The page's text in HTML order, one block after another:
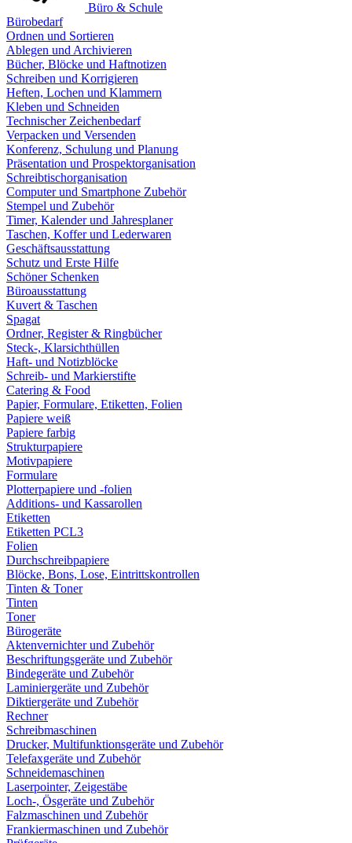
Büro & Schule
Bürobedarf
Ordnen und Sortieren
Ablegen und Archivieren
Bücher, Blöcke und Haftnotizen
Schreiben und Korrigieren
Heften, Lochen und Klammern
Kleben und Schneiden
Technischer Zeichenbedarf
Verpacken und Versenden
Konferenz, Schulung und Planung
Präsentation und Prospektorganisation
Schreibtischorganisation
Computer und Smartphone Zubehör
Stempel und Zubehör
Timer, Kalender und Jahresplaner
Taschen, Koffer und Lederwaren
Geschäftsausstattung
Schutz und Erste Hilfe
Schöner Schenken
Büroausstattung
Kuvert & Taschen
Spagat
Ordner, Register & Ringbücher
Steck-, Klarsichthüllen
Haft- und Notizblöcke
Schreib- und Markierstifte
Catering & Food
Papier, Formulare, Etiketten, Folien
Papiere weiß
Papiere farbig
Strukturpapiere
Motivpapiere
Formulare
Plotterpapiere und -folien
Additions- und Kassarollen
Etiketten
Etiketten PCL3
Folien
Durchschreibpapiere
Blöcke, Bons, Lose, Eintrittskontrollen
Tinten & Toner
Tinten
Toner
Bürogeräte
Aktenvernichter und Zubehör
Beschriftungsgeräte und Zubehör
Bindegeräte und Zubehör
Laminiergeräte und Zubehör
Diktiergeräte und Zubehör
Rechner
Schreibmaschinen
Drucker, Multifunktionsgeräte und Zubehör
Telefaxgeräte und Zubehör
Schneidemaschinen
Laserpointer, Zeigestäbe
Loch-, Ösgeräte und Zubehör
Falzmaschinen und Zubehör
Frankiermaschinen und Zubehör